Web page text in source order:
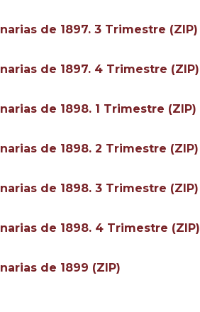
de 1897. 3 Trimestre (ZIP)
de 1897. 4 Trimestre (ZIP)
de 1898. 1 Trimestre (ZIP)
de 1898. 2 Trimestre (ZIP)
de 1898. 3 Trimestre (ZIP)
de 1898. 4 Trimestre (ZIP)
de 1899 (ZIP)